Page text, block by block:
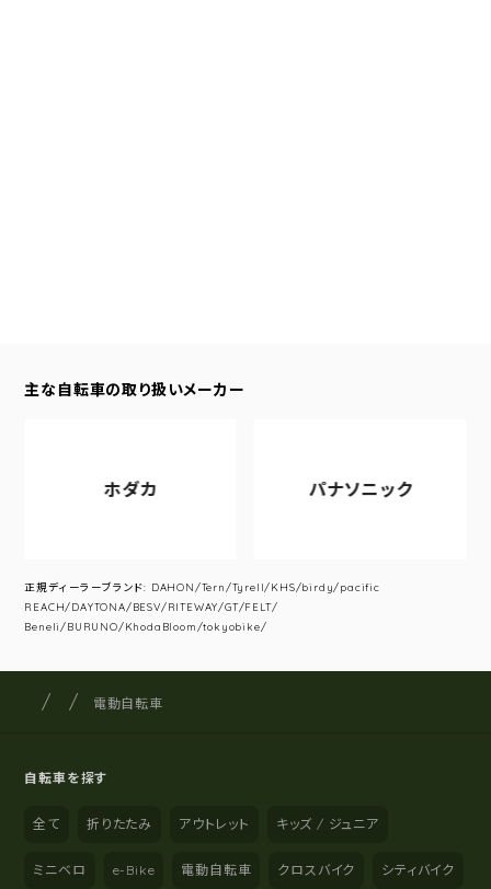
主な自転車の取り扱いメーカー
ホダカ パナソニック
正規ディーラーブランド: DAHON/Tern/Tyrell/KHS/birdy/pacific
REACH/DAYTONA/BESV/RITEWAY/GT/FELT/
Beneli/BURUNO/KhodaBloom/tokyobike/
サイト内の現在地
サイクルショップナカゴヤ
電動自転車
自転車を探す
全て 折りたたみ アウトレット キッズ / ジュニア
ミニベロ e-Bike 電動自転車 クロスバイク シティバイク